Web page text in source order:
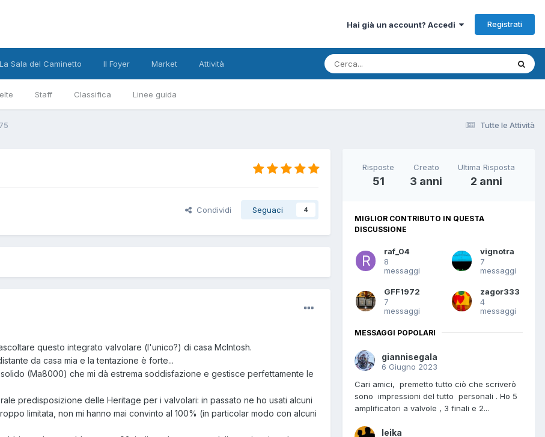
Hai già un account? Accedi Registrati
Staff Classifica Linee guida
La Sala del Caminetto Il Foyer Market Attività
Tutte le Attività
Condividi Seguaci 4
questo integrato valvolare (l'unico?) di casa McIntosh.
da casa mia e la tentazione è forte...
(Ma8000) che mi dà estrema soddisfazione e gestisce perfettamente le
predisposizione delle Heritage per i valvolari: in passato ne ho usati alcuni
limitata, non mi hanno mai convinto al 100% (in particolar modo con alcuni
Risposte
51
Creato
3 anni
Ultima Risposta
2 anni
MIGLIOR CONTRIBUTO IN QUESTA
DISCUSSIONE
raf_04
8
messaggi
vignotra
7
messaggi
GFF1972
7
messaggi
zagor333
4
messaggi
MESSAGGI POPOLARI
giannisegala
6 Giugno 2023
Cari amici, premetto tutto ciò che scriverò
sono impressioni del tutto personali . Ho 5
amplificatori a valvole , 3 finali e 2...
leika